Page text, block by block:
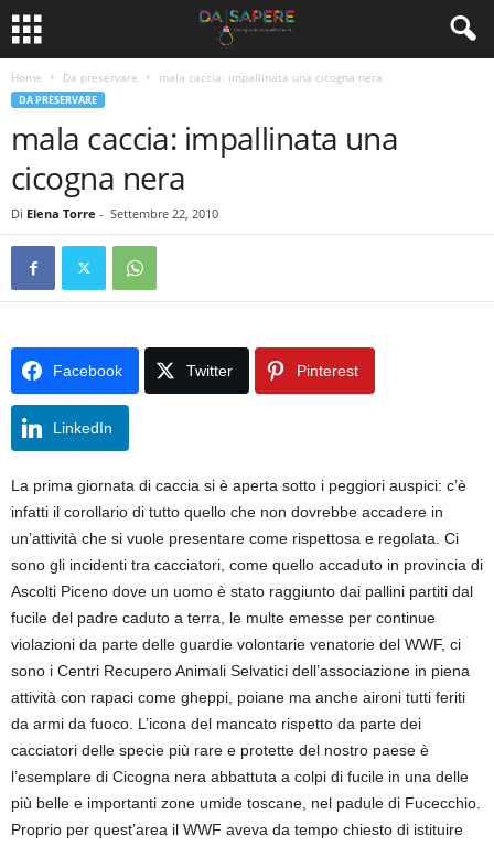
Home Da preservare mala caccia: impallinata una cicogna nera
DA PRESERVARE
mala caccia: impallinata una
cicogna nera
Di Elena Torre - Settembre 22, 2010
Facebook Twitter Pinterest
LinkedIn
La prima giornata di caccia si è aperta sotto i peggiori auspici: c’è
infatti il corollario di tutto quello che non dovrebbe accadere in
un’attività che si vuole presentare come rispettosa e regolata. Ci
sono gli incidenti tra cacciatori, come quello accaduto in provincia di
Ascolti Piceno dove un uomo è stato raggiunto dai pallini partiti dal
fucile del padre caduto a terra, le multe emesse per continue
violazioni da parte delle guardie volontarie venatorie del WWF, ci
sono i Centri Recupero Animali Selvatici dell’associazione in piena
attività con rapaci come gheppi, poiane ma anche aironi tutti feriti
da armi da fuoco. L’icona del mancato rispetto da parte dei
cacciatori delle specie più rare e protette del nostro paese è
l’esemplare di Cicogna nera abbattuta a colpi di fucile in una delle
più belle e importanti zone umide toscane, nel padule di Fucecchio.
Proprio per quest’area il WWF aveva da tempo chiesto di istituire